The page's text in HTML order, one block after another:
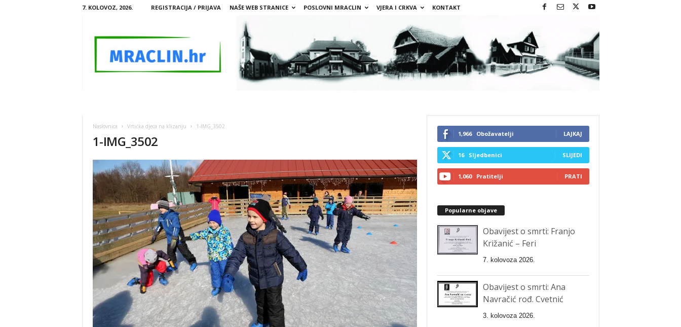
7. KOLOVOZ, 2026. REGISTRACIJA / PRIJAVA NAŠE WEB STRANICE POSLOVNI MRACLIN VJERA I CRKVA KONTAKT
A
Naslovnica Vrtićka djeca na klizanju 1-IMG_3502
1-IMG_3502 1,966 Obožavatelji LAJKAJ
16 Sljedbenici SLIJEDI
1,060 Pratitelji PRATI
Popularne objave
Obavijest o smrti: Franjo
Križanić – Feri
7. kolovoza 2026.
Obavijest o smrti: Ana
Navračić rođ. Cvetnić
3. kolovoza 2026.